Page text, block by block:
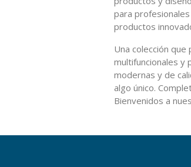
para
productos
Una colección
multifuncionales y
modernas y de
algo único.
Bienvenidos a